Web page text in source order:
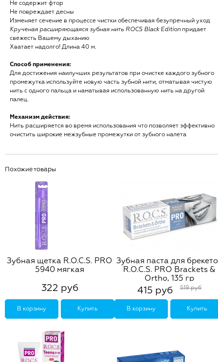
Не содержит фтор
Не повреждает десны
Изменяет сечение в процессе чистки обеспечивая безупречный уход
Крученая расширяющаяся зубная нить ROCS Black Edition придает
свежесть Вашему дыханию
Хватает надолго! Длина 40 м.
Способ применения:
Для достижения наилучших результатов при очистке каждого зубного
промежутка используйте новую часть зубной нити, отматывая чистую
нить с одного пальца и наматывая использованную нить на другой
палец.
Механизм действия:
Нить расширяется во время использования что позволяет эффективно
очистить широкие межзубные промежутки от зубного налета
Похожие товары
Зубная щетка R.O.C.S. PRO
5940 мягкая
322 руб
В корзину Купить
Зубная паста для
R.O.C.S. PRO Brackets &
Ortho, 135 гр
415 руб 519 руб
В корзину Купить